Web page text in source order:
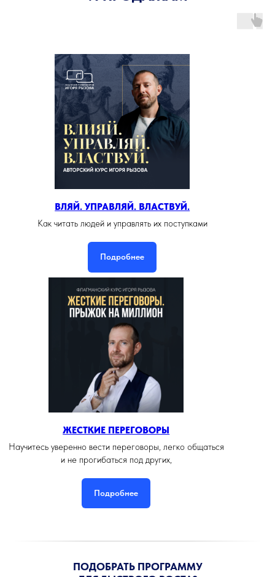
ВЛЯЙ. УПРАВЛЯЙ. ВЛАСТВУЙ.
Как читать людей и управлять их поступками
Подробнее
ЖЕСТКИЕ ПЕРЕГОВОРЫ
Научитесь уверенно вести переговоры, легко общаться
и не прогибаться под других,
Подробнее
ПОДОБРАТЬ ПРОГРАММУ